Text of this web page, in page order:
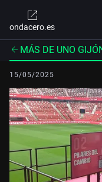
ondacero.es
MÁS DE UNO
15/05/2025